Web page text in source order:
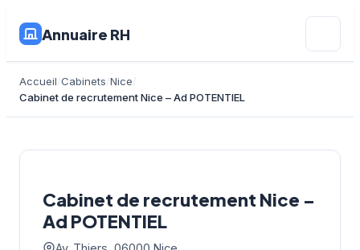
Annuaire RH
Accueil Cabinets Nice
Cabinet de recrutement Nice – Ad POTENTIEL
Cabinet de recrutement Nice –
Ad POTENTIEL